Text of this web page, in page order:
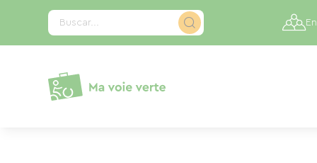
Buscar...
Panel de gestión de cookies